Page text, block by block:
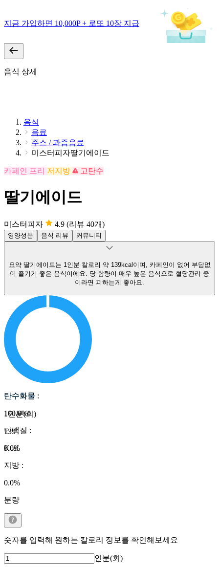
지금 가입하면 10,000P + 로또 10장 지급
음식 상세
음식
음료
주스 / 과즙음료
미스터피자딸기에이드
카페인 프리 저지방 고탄수
딸기에이드
미스터피자 4.9 (리뷰 40개)
영양성분 음식 리뷰 커뮤니티
요약 딸기에이드는 1인분 칼로리 약 139kcal이며, 카페인이 없어 부담없
이 즐기기 좋은 음식이에요. 당 함량이 매우 높은 음식으로 혈당관리 중
이라면 피하는게 좋아요.
탄수화물
1인분(회)
139
Kcal
탄수화물 :
100.0%
단백질 :
0.0%
지방 :
0.0%
분량
숫자를 입력해 원하는 칼로리 정보를 확인해보세요
인분(회)